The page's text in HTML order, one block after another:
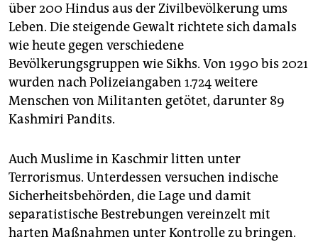
über 200 Hindus aus der Zivilbevölkerung ums
Leben. Die steigende Gewalt richtete sich damals
wie heute gegen verschiedene
Bevölkerungsgruppen wie Sikhs. Von 1990 bis 2021
wurden nach Polizeiangaben 1.724 weitere
Menschen von Militanten getötet, darunter 89
Kashmiri Pandits.
Auch Muslime in Kaschmir litten unter
Terrorismus. Unterdessen versuchen indische
Sicherheitsbehörden, die Lage und damit
separatistische Bestrebungen vereinzelt mit
harten Maßnahmen unter Kontrolle zu bringen.